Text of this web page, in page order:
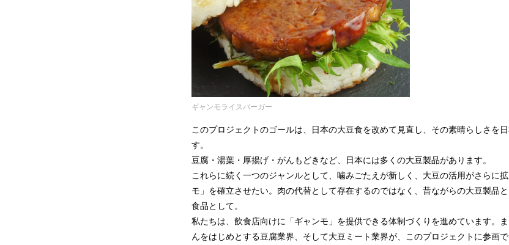
ギャンモライスバーガー
このプロジェクトのゴールは、日本の大豆食を改めて見直し、その素晴らしさを
す。
豆腐・湯葉・厚揚げ・がんもどきなど、日本には多くの大豆製品があります。
これらに続く一つのジャンルとして、噛みごたえが新しく、大豆の活用がさらに
モ」を確立させたい。肉の代替として存在するのではなく、昔ながらの大豆製品
食品として。
私たちは、飲食店向けに「ギャンモ」を提供できる体制づくりを進めています。
んをはじめとする豆腐業界、そして大豆ミート業界が、このプロジェクトに参画